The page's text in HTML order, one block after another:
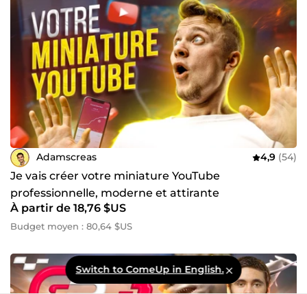
Adamscreas 4,9 (54)
Je vais créer votre miniature YouTube
professionnelle, moderne et attirante
À partir de 18,76 $US
Budget moyen : 80,64 $US
Switch to ComeUp in English.